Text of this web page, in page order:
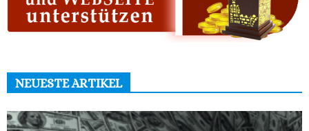
NEUESTE ARTIKEL